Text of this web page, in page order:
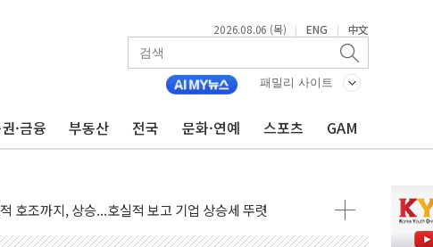
2026.08.06 (목) | ENG | 中文
패밀리 사이트
·금융 부동산 전국 문화·연예 스포츠 GAM
에 긴급회의 개최
·호르무즈 재개방 기대에 강세
간인 '사파리' 공격… 시민들 공포감 극대화 전략
임시 주총 기대감에 홀로 상한가…마진 잔액은 사상 최고